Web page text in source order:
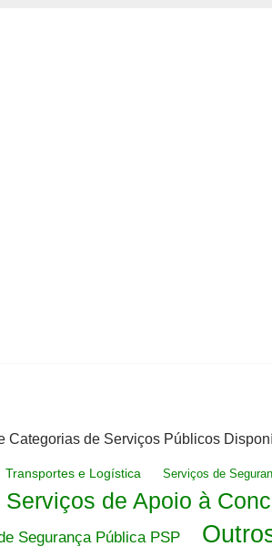
Categorias de Serviços Públicos
Transportes e Logística Serviços de
Serviços de Apoio à
Segurança Pública PSP